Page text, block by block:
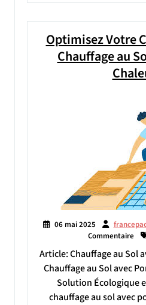
Optimisez Votre
Chauffage au
06 mai 2025
Commentaire
Article: Chauffage au Sol
Chauffage au Sol avec
Solution Écologique
chauffage au sol avec